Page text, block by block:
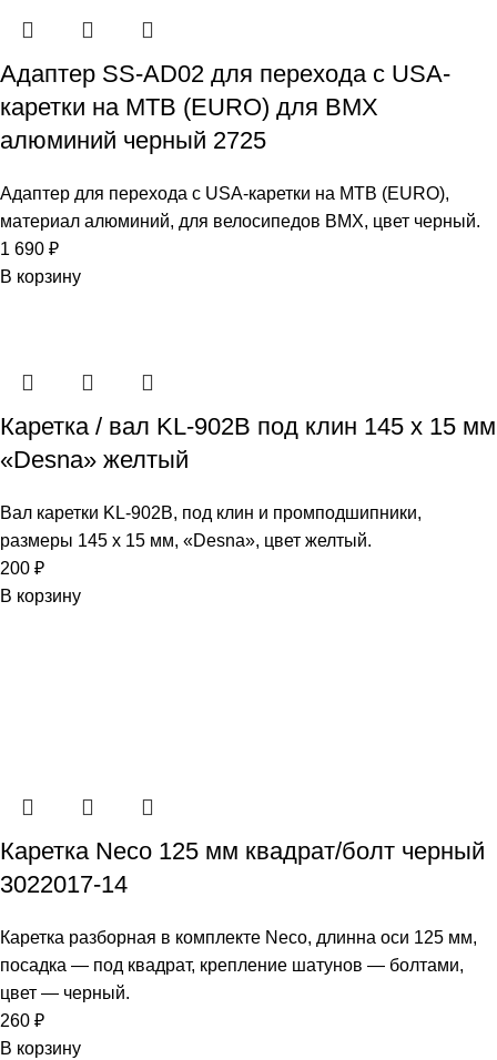
Адаптер SS-AD02 для перехода с USA-
каретки на MTB (EURO) для BMX
алюминий черный 2725
Адаптер для перехода с USA-каретки на MTB (EURO),
материал алюминий, для велосипедов BMX, цвет черный.
1 690 ₽
В корзину
Каретка / вал KL-902B под клин 145 х 15 мм
«Desna» желтый
Вал каретки KL-902B, под клин и промподшипники,
размеры 145 х 15 мм, «Desna», цвет желтый.
200 ₽
В корзину
Каретка Neco 125 мм квадрат/болт черный
3022017-14
Каретка разборная в комплекте Neco, длинна оси 125 мм,
посадка — под квадрат, крепление шатунов — болтами,
цвет — черный.
260 ₽
В корзину